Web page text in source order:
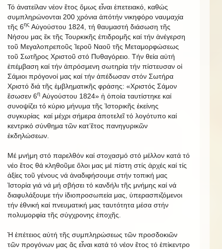
Τό ἀνατείλαν νέον ἔτος ὅμως εἶναι ἐπετειακό, καθώς
συμπληρώνονται 200 χρόνια ἀπότήν νικηφόρο ναυμαχία
τῆς 6ης Αὐγούστου 1824, τή θαυμαστή διάσωση τῆς
Νήσου μας ἒκ τῆς Τουρκικῆς ἐπιδρομῆς καί τήν ἀνέγερση
τοῦ Μεγαλοπρεποῦς Ἱεροῦ Ναοῦ τῆς Μεταμορφώσεως
τοῦ Σωτῆρος Χριστοῦ στό Πυθαγόρειο. Τήν θεία αὐτή
ἐπέμβαση καί τήν ἀπρόσμενη σωτηρία τήν πίστευσαν οἱ
Σάμιοι πρόγονοί μας καί τήν ἀπέδωσαν στόν Σωτήρα
Χριστό διά τῆς ἐμβληματικῆς φράσης: «Χριστός Σάμον
ἔσωσεν 6η Αὐγούστου 1824» ἡ ὁποία ταυτίστηκε καί
συνοψίζει τό κύριο μήνυμα τῆς Ἱστορικῆς ἐκείνης
συγκυρίας καί μέχρι σήμερα ἀποτελεῖ τό λογότυπο καί
κεντρικό σύνθημα τῶν κατ’ἔτος πανηγυρικῶν
ἐκδηλώσεων.
Μέ μνήμη στό παρελθόν καί στοχασμό στό μέλλον κατά τό
νέο ἔτος θά κληθοῦμε ὅλοι μας μέ πίστη στίς ἀρχές καί τίς
ἀξίες τοῦ γένους νά ἀναδιφήσουμε στήν τοπική μας
Ἱστορία γιά νά μή σβήσει τό κανδήλι τῆς μνήμης καί νά
διαφυλάξουμε τήν ἰδιοπροσωπεία μας, ὑπερασπιζόμενοι
τήν ἐθνική καί πνευματική μας ταυτότητα μέσα στήν
πολυμορφία τῆς σύγχρονης ἐποχῆς.
Ἡ ἐπέτειος αὐτή τῆς συμπληρώσεως τῶν προσδοκιῶν
τῶν προγόνων μας ἄς εἶναι κατά τό νέον ἔτος τό ἐπίκεντρο